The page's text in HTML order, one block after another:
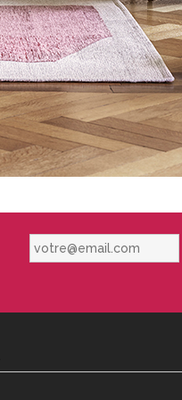
votre@email.com